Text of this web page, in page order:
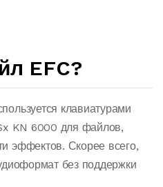
EFC?
клавиатурами
KN 6000 для файлов,
эффектов. Скорее всего,
без поддержки